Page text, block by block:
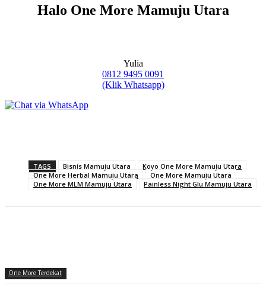
Halo One More Mamuju Utara
Yulia
0812 9495 0091
(Klik Whatsapp)
TAGS Bisnis Mamuju Utara
Koyo One More Mamuju Utara
One More Herbal Mamuju Utara
One More Mamuju Utara
One More MLM Mamuju Utara
Painless Night Glu Mamuju Utara
One More Terdekat